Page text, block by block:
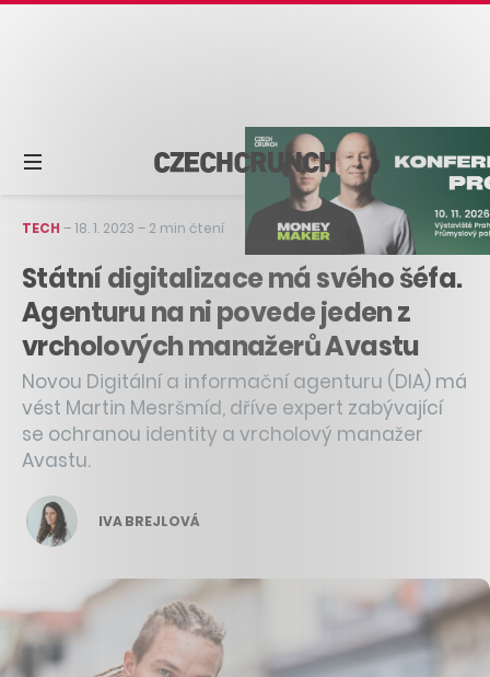
TECH –18. 1. 2023 – 2 min čtení
Státní digitalizace má svého šéfa.
Agenturu na ni povede jeden z
vrcholových manažerů Avastu
Novou Digitální a informační agenturu (DIA) má
vést Martin Mesršmíd, dříve expert zabývající
se ochranou identity a vrcholový manažer
Avastu.
IVA BREJLOVÁ